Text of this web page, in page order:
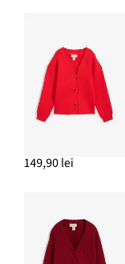
Tricou (set/3 buc.)
149,90 lei